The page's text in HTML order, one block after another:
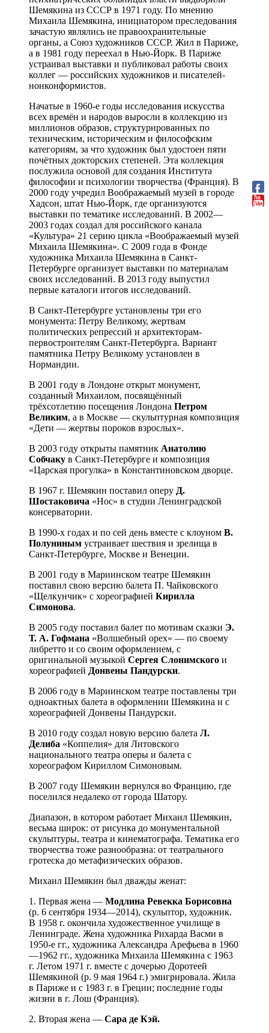
Шемякина из СССР в 1971 году. По мнению
Михаила Шемякина, инициатором преследования
зачастую являлись не правоохранительные
органы, а Союз художников СССР. Жил в Париже,
а в 1981 году переехал в Нью-Йорк. В Париже
устраивал выставки и публиковал работы своих
коллег — российских художников и писателей-
нонконформистов.
Начатые в 1960-е годы исследования искусства
всех времён и народов выросли в коллекцию из
миллионов образов, структурированных по
техническим, историческим и философским
категориям, за что художник был удостоен пяти
почётных докторских степеней. Эта коллекция
послужила основой для создания Института
философии и психологии творчества (Франция). В
2000 году учредил Воображаемый музей в городе
Хадсон, штат Нью-Йорк, где организуются
выставки по тематике исследований. В 2002—
2003 годах создал для российского канала
«Культура» 21 серию цикла «Воображаемый музей
Михаила Шемякина». С 2009 года в Фонде
художника Михаила Шемякина в Санкт-
Петербурге организует выставки по материалам
своих исследований. В 2013 году выпустил
первые каталоги итогов исследований.
В Санкт-Петербурге установлены три его
монумента: Петру Великому, жертвам
политических репрессий и архитекторам-
первостроителям Санкт-Петербурга. Вариант
памятника Петру Великому установлен в
Нормандии.
В 2001 году в Лондоне открыт монумент,
созданный Михаилом, посвящённый
трёхсотлетию посещения Лондона Петром
Великим, а в Москве — скульптурная композиция
«Дети — жертвы пороков взрослых».
В 2003 году открыты памятник Анатолию
Собчаку в Санкт-Петербурге и композиция
«Царская прогулка» в Константиновском дворце.
В 1967 г. Шемякин поставил оперу Д.
Шостаковича «Нос» в студии Ленинградской
консерватории.
В 1990-х годах и по сей день вместе с клоуном В.
Полуниным устраивает шествия и зрелища в
Санкт-Петербурге, Москве и Венеции.
В 2001 году в Мариинском театре Шемякин
поставил свою версию балета П. Чайковского
«Щелкунчик» с хореографией Кирилла
Симонова.
В 2005 году поставил балет по мотивам сказки Э.
Т. А. Гофмана «Волшебный орех» — по своему
либретто и со своим оформлением, с
оригинальной музыкой Сергея Слонимского и
хореографией Донвены Пандурски.
В 2006 году в Мариинском театре поставлены три
одноактных балета в оформлении Шемякина и с
хореографией Донвены Пандурски.
В 2010 году создал новую версию балета Л.
Делиба «Коппелия» для Литовского
национального театра оперы и балета с
хореографом Кириллом Симоновым.
В 2007 году Шемякин вернулся во Францию, где
поселился недалеко от города Шатору.
Диапазон, в котором работает Михаил Шемякин,
весьма широк: от рисунка до монументальной
скульптуры, театра и кинематографа. Тематика его
творчества тоже разнообразна: от театрального
гротеска до метафизических образов.
Михаил Шемякин был дважды женат:
1. Первая жена — Модлина Ревекка Борисовна
(р. 6 сентября 1934—2014), скульптор, художник.
В 1958 г. окончила художественное училище в
Ленинграде. Жена художника Рихарда Васми в
1950-е гг., художника Александра Арефьева в 1960
—1962 гг., художника Михаила Шемякина с 1963
г. Летом 1971 г. вместе с дочерью Доротеей
Шемякиной (р. 9 мая 1964 г.) эмигрировала. Жила
в Париже и с 1983 г. в Греции; последние годы
жизни в г. Лош (Франция).
2. Вторая жена — Сара де Кэй.